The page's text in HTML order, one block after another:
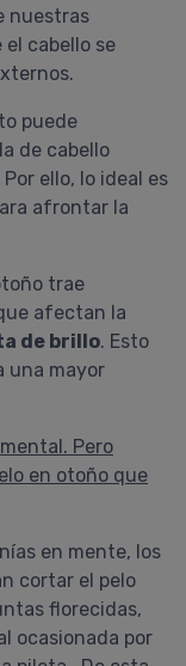
nuestras
cabello se
puede
de cabello
ello, lo ideal es
afrontar la
trae
afectan la
de brillo. Esto
una mayor
Pero
en otoño que
en mente, los
cortar el pelo
florecidas,
ocasionada por
sorprendieron
son
(alterando con
muchísimo
mi ....